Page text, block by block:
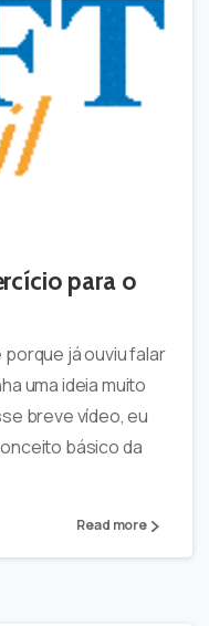
para o
já ouviu falar
uma ideia muito
breve vídeo, eu
básico da
Read more